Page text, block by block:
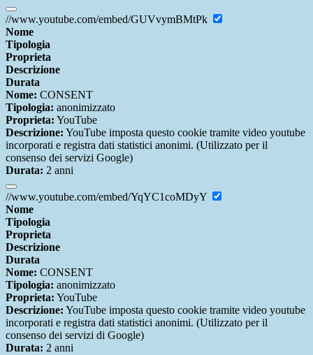
//www.youtube.com/embed/GUVvymBMtPk
Nome
Tipologia
Proprieta
Descrizione
Durata
Nome: CONSENT
Tipologia: anonimizzato
Proprieta: YouTube
Descrizione: YouTube imposta questo cookie tramite video youtube
incorporati e registra dati statistici anonimi. (Utilizzato per il
consenso dei servizi Google)
Durata: 2 anni
//www.youtube.com/embed/YqYC1coMDyY
Nome
Tipologia
Proprieta
Descrizione
Durata
Nome: CONSENT
Tipologia: anonimizzato
Proprieta: YouTube
Descrizione: YouTube imposta questo cookie tramite video youtube
incorporati e registra dati statistici anonimi. (Utilizzato per il
consenso dei servizi di Google)
Durata: 2 anni